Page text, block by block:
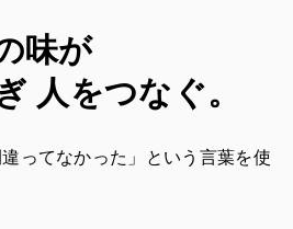
味が
人をつなぐ。
ってなかった」という言葉を使